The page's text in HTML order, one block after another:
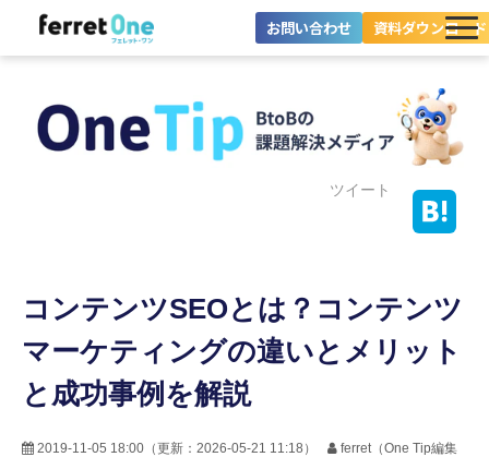
お問い合わせ 資料ダウンロード
ツール・機能一覧
料金プラン
セミナー
お役立ち情報
ツイート
コンテンツSEOとは？コンテンツ
マーケティングの違いとメリット
と成功事例を解説
2019-11-05 18:00 （更新： 2026-05-21 11:18 ）
ferret（One Tip編集